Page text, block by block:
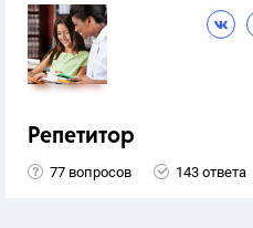
Репетитор
77 вопросов 143 ответа